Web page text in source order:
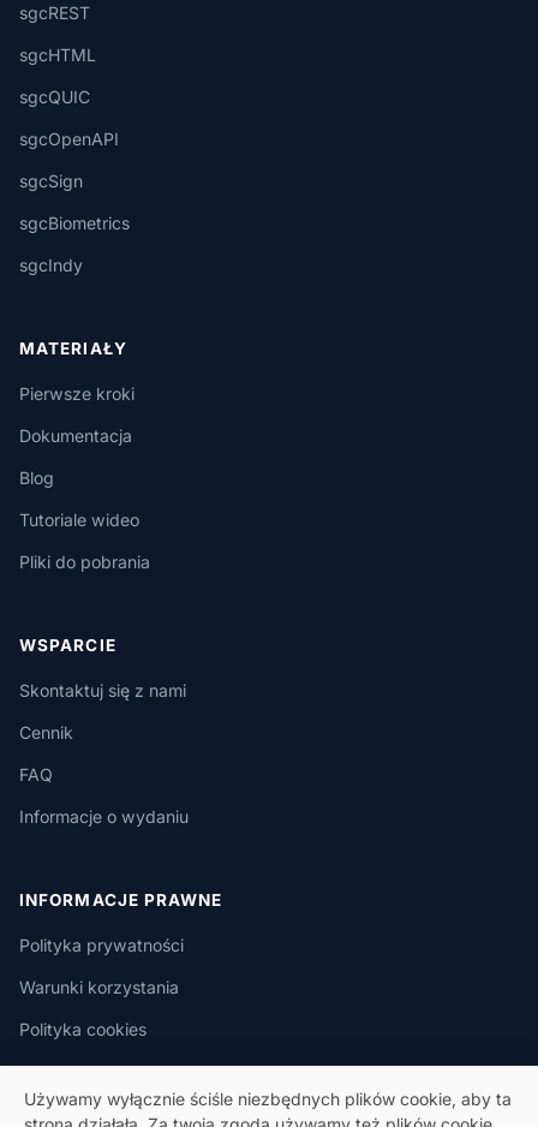
sgcREST
sgcHTML
sgcQUIC
sgcOpenAPI
sgcSign
sgcBiometrics
sgcIndy
MATERIAŁY
Pierwsze kroki
Dokumentacja
Blog
Tutoriale wideo
Pliki do pobrania
WSPARCIE
Skontaktuj się z nami
Cennik
FAQ
Informacje o wydaniu
INFORMACJE PRAWNE
Polityka prywatności
Warunki korzystania
Polityka cookies
Używamy wyłącznie ściśle niezbędnych plików cookie, aby ta